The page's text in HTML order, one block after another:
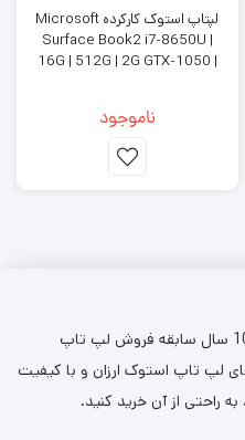
لپتاپ استوک کارکرده Microsoft
Surface Book2 i7-8650U |
16G | 512G | 2G GTX-1050 |
ناموجود
فروشگاه لپ تاپ های تک با بیش از 10 سال سابقه فروش لپ تاپ
لپ تاپ استوک ارزان و با کیفیت
راحتی از آن خرید کنید.